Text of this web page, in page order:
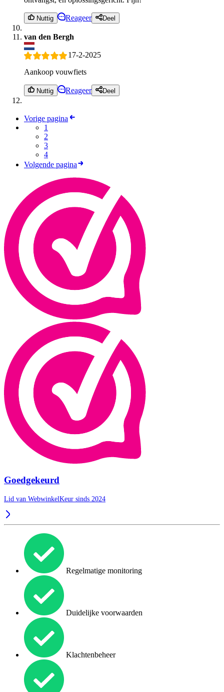
Nuttig Reageer Deel
van den Bergh
17-2-2025
Aankoop vouwfiets
Nuttig Reageer Deel
Vorige pagina
1
2
3
4
Volgende pagina
Goedgekeurd
Lid van WebwinkelKeur sinds 2024
Regelmatige monitoring
Duidelijke voorwaarden
Klachtenbeheer